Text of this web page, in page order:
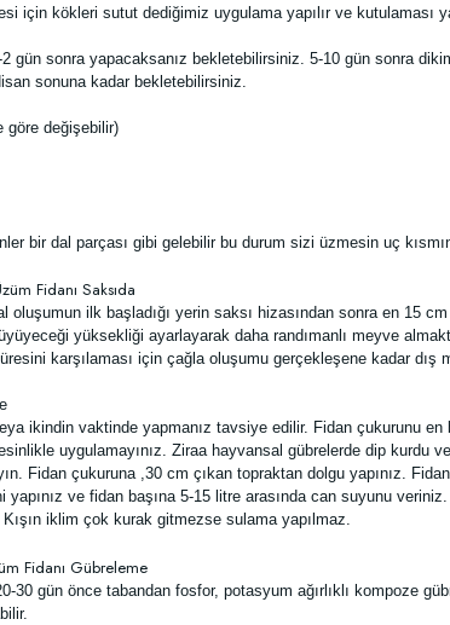
kökleri sutut dediğimiz uygulama yapılır ve kutulaması
gün sonra yapacaksanız bekletebilirsiniz. 5-10 gün sonra
sonuna kadar bekletebilirsiniz.
göre değişebilir)
bir dal parçası gibi gelebilir bu durum sizi üzmesin uç
ilk başladığı yerin saksı hizasından sonra en 15
yüksekliği ayarlayarak daha randımanlı meyve
karşılaması için çağla oluşumu gerçekleşene kadar dış
ikindin vaktinde yapmanız tavsiye edilir. Fidan çukurunu
uygulamayınız. Ziraa hayvansal gübrelerde dip kurdu
Fidan çukuruna ,30 cm çıkan topraktan dolgu yapınız.
ve fidan başına 5-15 litre arasında can suyunu veriniz.
iklim çok kurak gitmezse sulama yapılmaz.
gün önce tabandan fosfor, potasyum ağırlıklı kompoze